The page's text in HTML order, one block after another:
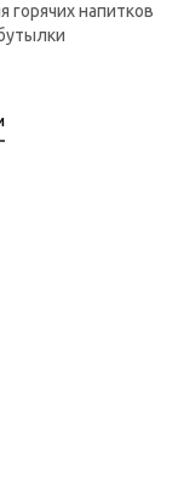
горячих напитков